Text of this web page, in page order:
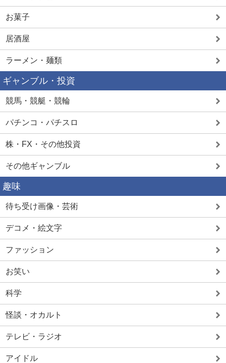
お菓子
居酒屋
ラーメン・麺類
ギャンブル・投資
競馬・競艇・競輪
パチンコ・パチスロ
株・FX・その他投資
その他ギャンブル
趣味
待ち受け画像・芸術
デコメ・絵文字
ファッション
お笑い
科学
怪談・オカルト
テレビ・ラジオ
アイドル